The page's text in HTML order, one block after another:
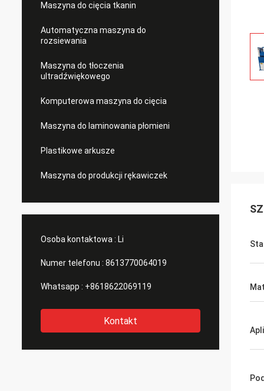
Maszyna do cięcia tkanin
Automatyczna maszyna do
rozsiewania
Maszyna do tłoczenia
ultradźwiękowego
Komputerowa maszyna do cięcia
Maszyna do laminowania płomieni
Plastikowe arkusze
Maszyna do produkcji rękawiczek
Osoba kontaktowa : Li
Numer telefonu : 8613770064019
Whatsapp : +8618622069119
Kontakt